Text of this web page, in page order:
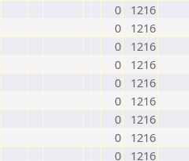
0
1216
0
1216
0
1216
0
1216
0
1216
0
1216
0
1216
0
1216
0
1216